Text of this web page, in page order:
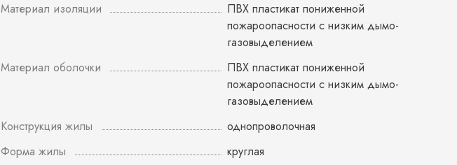
Материал изоляции
ПВХ пластикат пониженной
пожароопасности с низким дымо-
газовыделением
Материал оболочки
ПВХ пластикат пониженной
пожароопасности с низким дымо-
газовыделением
Конструкция жилы
однопроволочная
Форма жилы
круглая